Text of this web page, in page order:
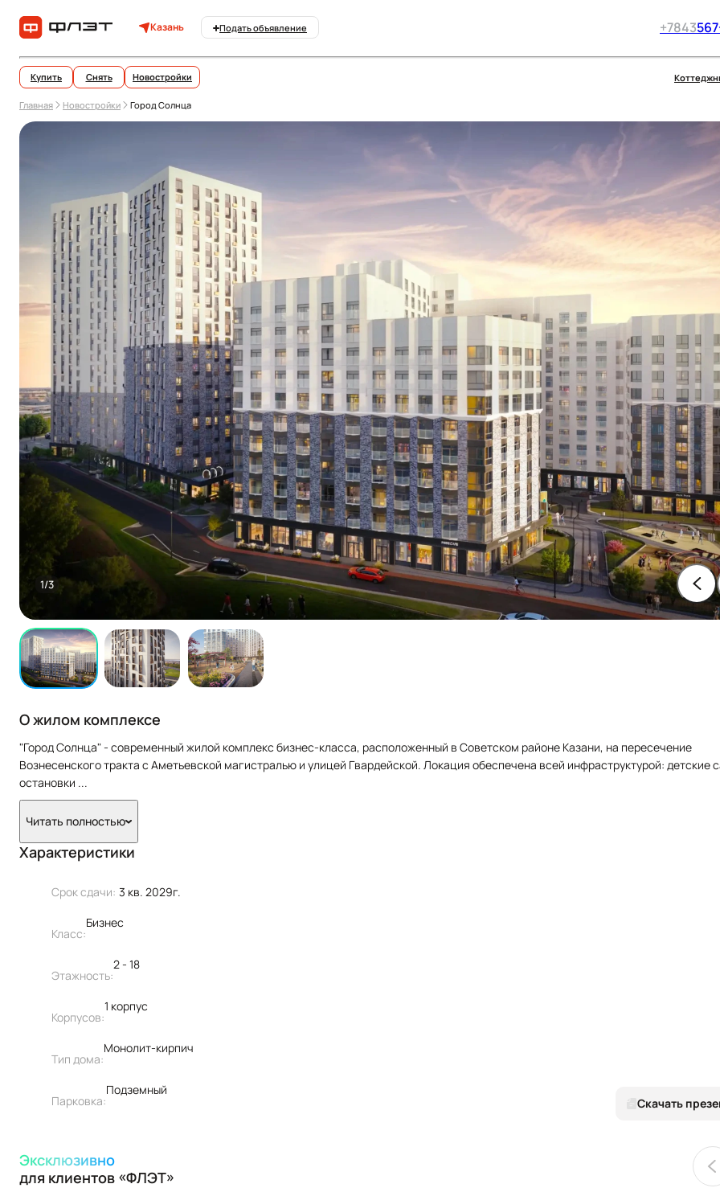
Казань Подать объявление +7843
Купить Снять Новостройки
Главная Новостройки Город Солнца
1/3
О жилом комплексе
"Город Солнца" - современный жилой комплекс бизнес-класса, расположенный в Советском районе Казани, на пересечение
Вознесенского тракта с Аметьевской магистралью и улицей Гвардейской. Локация обеспечена всей инфраструктурой: детские
остановки ...
Читать полностью
Характеристики
Срок сдачи: 3 кв. 2029г.
Класс:
Бизнес
Этажность:
2 - 18
Корпусов:
1 корпус
Тип дома:
Монолит-кирпич
Парковка:
Подземный
Скачать
Эксклюзивно
для клиентов «ФЛЭТ»